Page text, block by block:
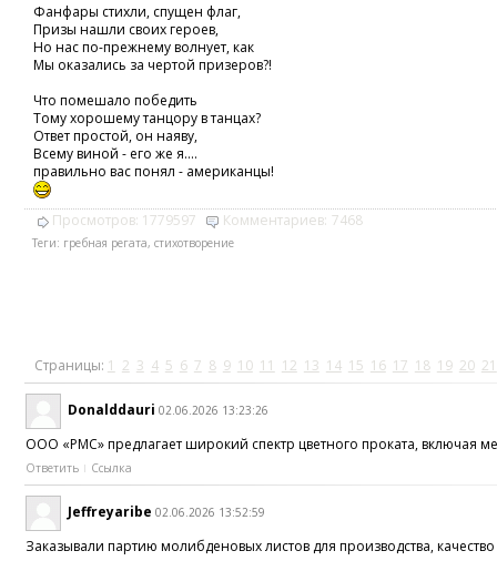
Фанфары стихли, спущен флаг,
Призы нашли своих героев,
Но нас по-прежнему волнует, как
Мы оказались за чертой призеров?!
Что помешало победить
Тому хорошему танцору в танцах?
Ответ простой, он наяву,
Всему виной - его же я....
правильно вас понял - американцы!
Просмотров: 1779597 Комментариев: 7468
Теги: гребная регата, стихотворение
Страницы: 1 2 3 4 5 6 7 8 9 10 11 12 13 14 15 16 17 18 19 20 21
Donalddauri 02.06.2026 13:23:26
ООО «РМС» предлагает широкий спектр цветного проката, включая
Ответить Ссылка
Jeffreyaribe 02.06.2026 13:52:59
Заказывали партию молибденовых листов для производства,